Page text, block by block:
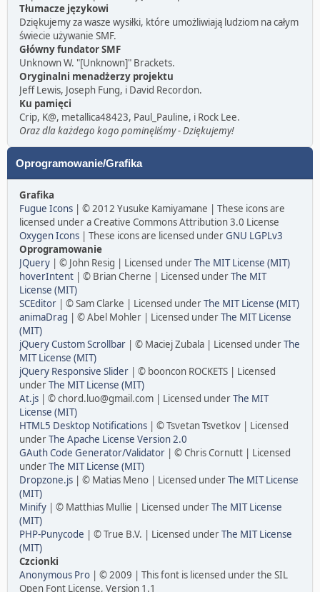
Tłumacze językowi
Dziękujemy za wasze wysiłki, które umożliwiają ludziom na całym
świecie używanie SMF.
Główny fundator SMF
Unknown W. "[Unknown]" Brackets.
Oryginalni menadżerzy projektu
Jeff Lewis, Joseph Fung, i David Recordon.
Ku pamięci
Crip, K@, metallica48423, Paul_Pauline, i Rock Lee.
Oraz dla każdego kogo pominęliśmy - Dziękujemy!
Oprogramowanie/Grafika
Grafika
Fugue Icons | © 2012 Yusuke Kamiyamane | These icons are
licensed under a Creative Commons Attribution 3.0 License
Oxygen Icons | These icons are licensed underGNU LGPLv3
Oprogramowanie
JQuery | © John Resig | Licensed underThe MIT License (MIT)
hoverIntent | © Brian Cherne | Licensed underThe MIT
License (MIT)
SCEditor | © Sam Clarke | Licensed underThe MIT License (MIT)
animaDrag | © Abel Mohler | Licensed underThe MIT License
(MIT)
jQuery Custom Scrollbar | © Maciej Zubala | Licensed underThe
MIT License (MIT)
jQuery Responsive Slider | © booncon ROCKETS | Licensed
underThe MIT License (MIT)
At.js | © chord.luo@gmail.com | Licensed underThe MIT
License (MIT)
HTML5 Desktop Notifications | © Tsvetan Tsvetkov | Licensed
underThe Apache License Version 2.0
GAuth Code Generator/Validator | © Chris Cornutt | Licensed
underThe MIT License (MIT)
Dropzone.js | © Matias Meno | Licensed underThe MIT License
(MIT)
Minify | © Matthias Mullie | Licensed underThe MIT License
(MIT)
PHP-Punycode | © True B.V. | Licensed underThe MIT License
(MIT)
Czcionki
Anonymous Pro | © 2009 | This font is licensed under the SIL
Open Font License, Version 1.1